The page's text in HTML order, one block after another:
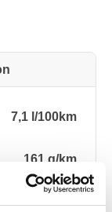
7,1 l/100km
161 g/km
F